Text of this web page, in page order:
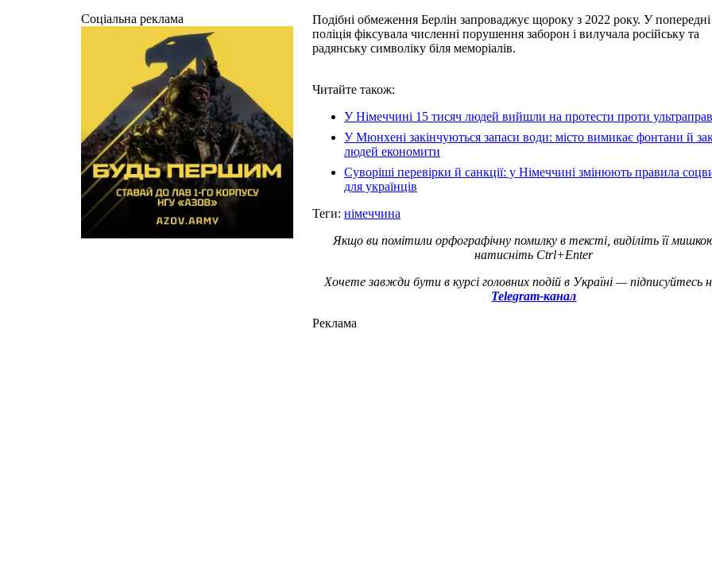
Подібні обмеження Берлін запроваджує щороку з 2022 року. У
поліція фіксувала численні порушення заборон і вилучала російську та
радянську символіку біля меморіалів.
Читайте також:
У Німеччині 15 тисяч людей вийшли на протести проти
У Мюнхені закінчуються запаси води: місто вимикає фонтани й
людей економити
Суворіші перевірки й санкції: у Німеччині змінюють правила
для українців
Теги: німеччина
Якщо ви помітили орфографічну помилку в тексті, виділіть її
натисніть Ctrl+Enter
Хочете завжди бути в курсі головних подій в Україні — підписуйтесь
Telegram-канал
Реклама
Соціальна реклама